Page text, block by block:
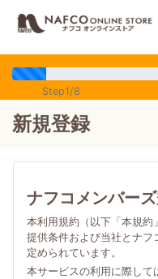
Step1/8
新規登録
ナフコメンバー
本利用規約（以下「本規約
提供条件および当社とナフ
定められています。
本サービスの利用に際して